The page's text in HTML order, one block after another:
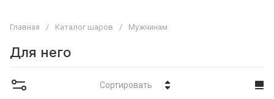
Главная / Каталог шаров / Мужчинам
Для него
Сортировать